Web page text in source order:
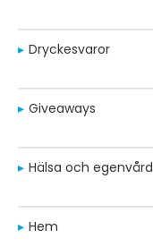
Dryckesvaror
Giveaways
Hälsa och egenvård
Hem